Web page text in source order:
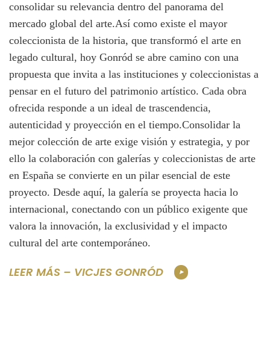
consolidar su relevancia dentro del panorama del
mercado global del arte.Así como existe el mayor
coleccionista de la historia, que transformó el arte en
legado cultural, hoy Gonród se abre camino con una
propuesta que invita a las instituciones y coleccionistas a
pensar en el futuro del patrimonio artístico. Cada obra
ofrecida responde a un ideal de trascendencia,
autenticidad y proyección en el tiempo.Consolidar la
mejor colección de arte exige visión y estrategia, y por
ello la colaboración con galerías y coleccionistas de arte
en España se convierte en un pilar esencial de este
proyecto. Desde aquí, la galería se proyecta hacia lo
internacional, conectando con un público exigente que
valora la innovación, la exclusividad y el impacto
cultural del arte contemporáneo.
LEER MÁS – VICJES GONRÓD